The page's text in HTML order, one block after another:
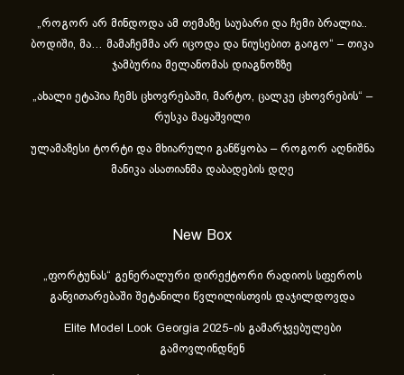
„როგორ არ მინდოდა ამ თემაზე საუბარი და ჩემი ბრალია..
ბოდიში, მა… მამაჩემმა არ იცოდა და ნიუსებით გაიგო“ – თიკა
ჯამბურია მელანომას დიაგნოზზე
„ახა­ლი ეტა­პია ჩემს ცხოვ­რე­ბა­ში, მარ­ტო, ცალ­კე ცხოვ­რე­ბის“ –
რუსკა მაყაშვილი
ულამაზესი ტორტი და მხიარული განწყობა – როგორ აღნიშნა
მანიკა ასათიანმა დაბადების დღე
New Box
„ფორტუნას“ გენერალური დირექტორი რადიოს სფეროს
განვითარებაში შეტანილი წვლილისთვის დაჯილდოვდა
Elite Model Look Georgia 2025-ის გამარჯვებულები
გამოვლინდნენ